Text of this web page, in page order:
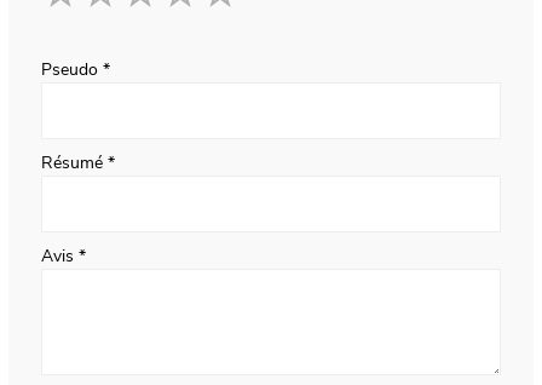
Pseudo
Résumé
Avis